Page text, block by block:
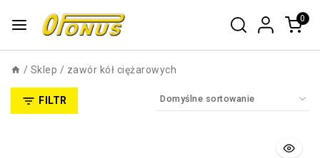
0
/ Sklep / zawór kół ciężarowych
FILTR